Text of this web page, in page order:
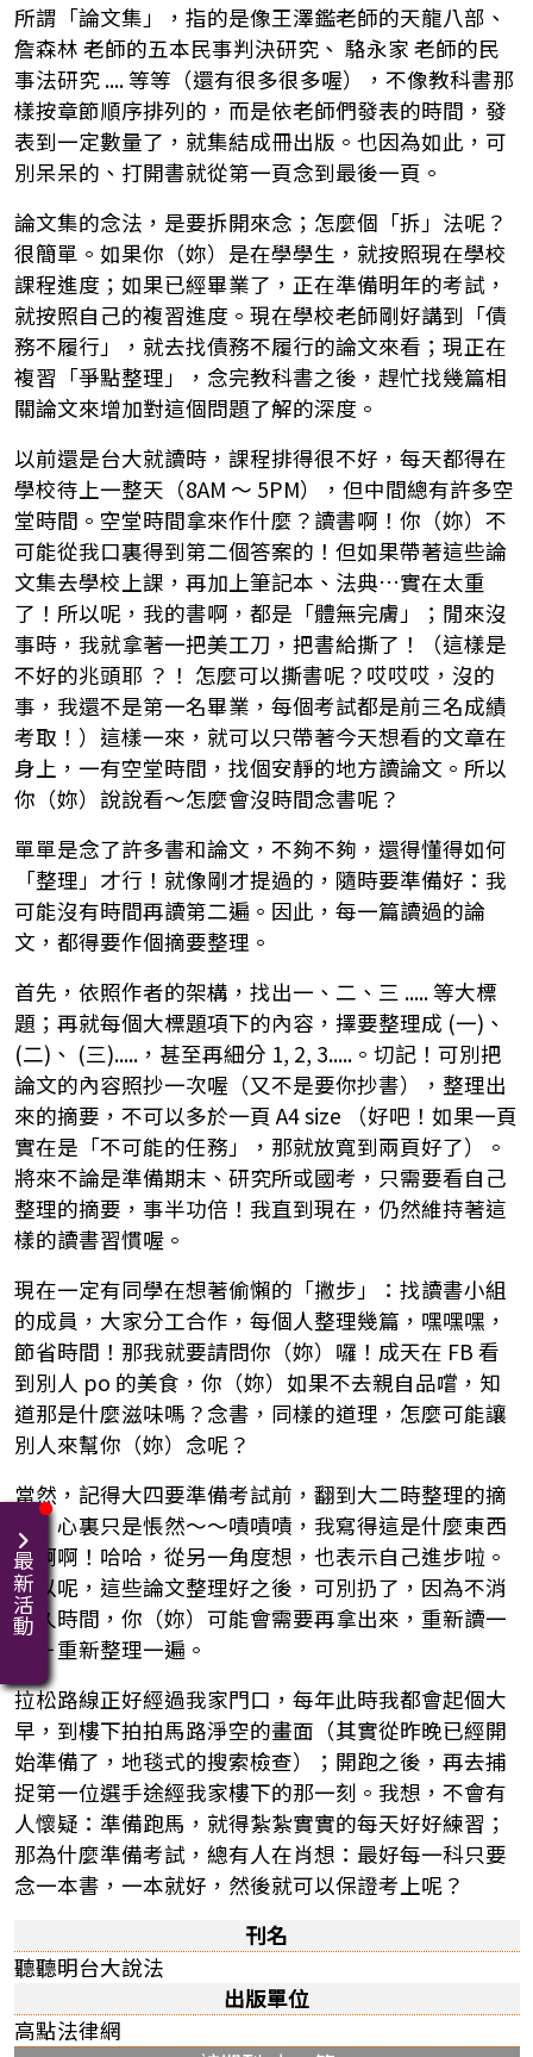
所謂「論文集」，指的是像王澤鑑老師的天龍八部、
詹森林 老師的五本民事判決研究、 駱永家 老師的民
事法研究 .... 等等（還有很多很多喔），不像教科書那
樣按章節順序排列的，而是依老師們發表的時間，發
表到一定數量了，就集結成冊出版。也因為如此，可
別呆呆的、打開書就從第一頁念到最後一頁。
論文集的念法，是要拆開來念；怎麼個「拆」法呢？
很簡單。如果你（妳）是在學學生，就按照現在學校
課程進度；如果已經畢業了，正在準備明年的考試，
就按照自己的複習進度。現在學校老師剛好講到「債
務不履行」，就去找債務不履行的論文來看；現正在
複習「爭點整理」，念完教科書之後，趕忙找幾篇相
關論文來增加對這個問題了解的深度。
以前還是台大就讀時，課程排得很不好，每天都得在
學校待上一整天（8AM ～ 5PM），但中間總有許多空
堂時間。空堂時間拿來作什麼？讀書啊！你（妳）不
可能從我口裏得到第二個答案的！但如果帶著這些論
文集去學校上課，再加上筆記本、法典…實在太重
了！所以呢，我的書啊，都是「體無完膚」；閒來沒
事時，我就拿著一把美工刀，把書給撕了！（這樣是
不好的兆頭耶 ？！ 怎麼可以撕書呢？哎哎哎，沒的
事，我還不是第一名畢業，每個考試都是前三名成績
考取！）這樣一來，就可以只帶著今天想看的文章在
身上，一有空堂時間，找個安靜的地方讀論文。所以
你（妳）說說看～怎麼會沒時間念書呢？
單單是念了許多書和論文，不夠不夠，還得懂得如何
「整理」才行！就像剛才提過的，隨時要準備好：我
可能沒有時間再讀第二遍。因此，每一篇讀過的論
文，都得要作個摘要整理。
首先，依照作者的架構，找出一、二、三 ..... 等大標
題；再就每個大標題項下的內容，擇要整理成 (一)、
(二)、 (三).....，甚至再細分 1, 2, 3.....。切記！可別把
論文的內容照抄一次喔（又不是要你抄書），整理出
來的摘要，不可以多於一頁 A4 size （好吧！如果一頁
實在是「不可能的任務」，那就放寬到兩頁好了）。
將來不論是準備期末、研究所或國考，只需要看自己
整理的摘要，事半功倍！我直到現在，仍然維持著這
樣的讀書習慣喔。
現在一定有同學在想著偷懶的「撇步」：找讀書小組
的成員，大家分工合作，每個人整理幾篇，嘿嘿嘿，
節省時間！那我就要請問你（妳）囉！成天在 FB 看
到別人 po 的美食，你（妳）如果不去親自品嚐，知
道那是什麼滋味嗎？念書，同樣的道理，怎麼可能讓
別人來幫你（妳）念呢？
當然，記得大四要準備考試前，翻到大二時整理的摘
要，心裏只是悵然～～嘖嘖嘖，我寫得這是什麼東西
啊啊啊！哈哈，從另一角度想，也表示自己進步啦。
所以呢，這些論文整理好之後，可別扔了，因為不消
多久時間，你（妳）可能會需要再拿出來，重新讀一
遍＋重新整理一遍。
拉松路線正好經過我家門口，每年此時我都會起個大
早，到樓下拍拍馬路淨空的畫面（其實從昨晚已經開
始準備了，地毯式的搜索檢查）；開跑之後，再去捕
捉第一位選手途經我家樓下的那一刻。我想，不會有
人懷疑：準備跑馬，就得紮紮實實的每天好好練習；
那為什麼準備考試，總有人在肖想：最好每一科只要
念一本書，一本就好，然後就可以保證考上呢？
刊名
聽聽明台大說法
出版單位
高點法律網
最新活動